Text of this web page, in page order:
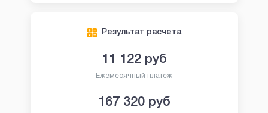
Результат расчета
11 122руб
Ежемесячный платеж
167 320руб